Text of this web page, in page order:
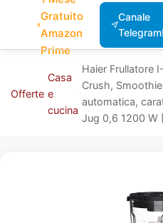
Gratuito
Amazon
Prime
Canale
Telegram!
Offerte
Casa
e
cucina
Haier Frullatore
Crush,
automatica,
Jug 0,6 1200 W